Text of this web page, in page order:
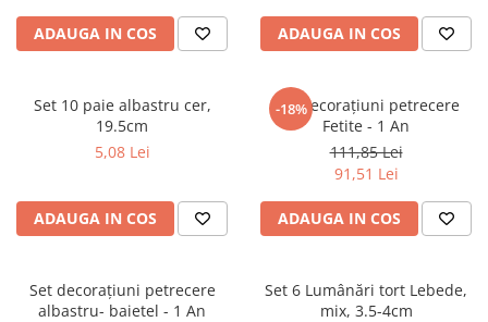
ADAUGA IN COS ADAUGA IN COS
Set 10 paie albastru cer,
19.5cm
5,08 Lei
ADAUGA IN COS
-18%
Set decorațiuni petrecere
Fetite - 1 An
111,85 Lei
91,51 Lei
ADAUGA IN COS
Set decorațiuni petrecere
albastru- baietel - 1 An
Set 6 Lumânări tort Lebede,
mix, 3.5-4cm